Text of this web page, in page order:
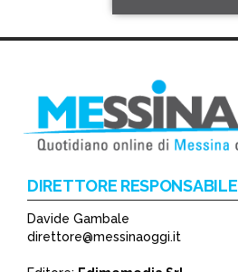
*
DIRETTORE RESPONSABILE
Davide Gambale
direttore@messinaoggi.it